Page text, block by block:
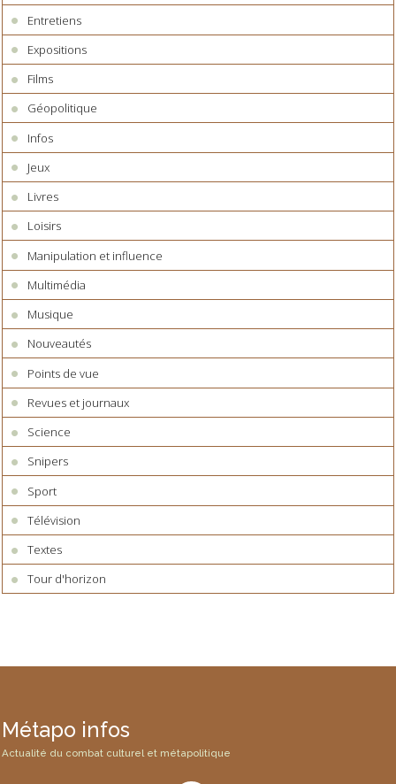
Entretiens
Expositions
Films
Géopolitique
Infos
Jeux
Livres
Loisirs
Manipulation et influence
Multimédia
Musique
Nouveautés
Points de vue
Revues et journaux
Science
Snipers
Sport
Télévision
Textes
Tour d'horizon
Métapo infos
Actualité du combat culturel et métapolitique